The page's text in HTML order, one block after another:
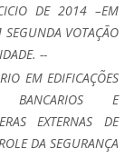
DE 2014 –EM
SEGUNDA VOTAÇÃO
--
EM EDIFICAÇÕES
BANCARIOS E
EXTERNAS DE
DA SEGURANÇA